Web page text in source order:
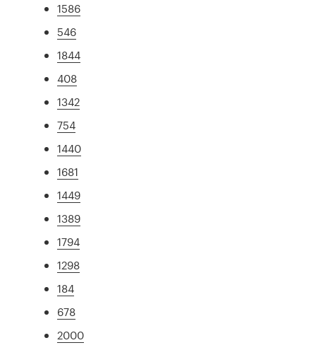
1586
546
1844
408
1342
754
1440
1681
1449
1389
1794
1298
184
678
2000